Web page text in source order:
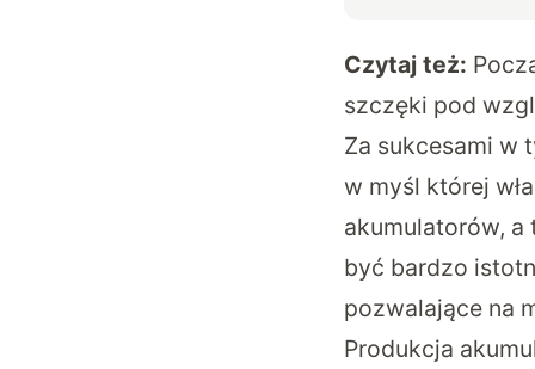
Czytaj też:
szczęki pod
Za sukcesami w
w myśl której
akumulatorów,
być bardzo
pozwalające na
Produkcja